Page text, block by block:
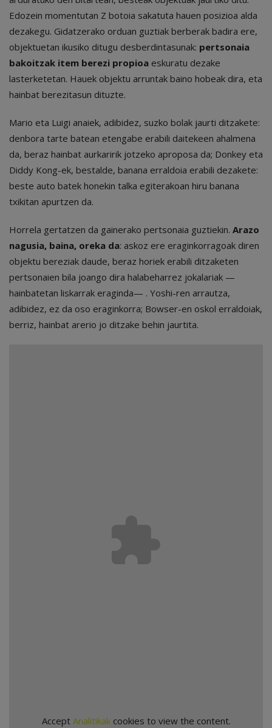
Edozein momentutan Z botoia sakatuta hauen posizioa alda
dezakegu. Gidatzerako orduan guztiak berberak badira ere,
objektuetan ikusiko ditugu desberdintasunak: pertsonaia
bakoitzak item berezi propioa eskuratu dezake
lasterketetan. Hauek objektu arruntak baino hobeak dira, eta
hainbat berezitasun dituzte.
Mario eta Luigi anaiek, adibidez, suzko bolak jaurti ditzakete:
denbora tarte batean etengabe erabili daitekeen ahalmena
da, beraz hainbat aurkaririk jotzeko aproposa da; Donkey eta
Diddy Kong-ek, bestalde, banana erraldoia erabili dezakete:
beste auto batek honekin talka egiterakoan hiru banana
txikitan apurtzen da.
Horrela gertatzen da gainerako pertsonaia guztiekin. Arazo
nagusia, baina, oreka da: askoz ere eraginkorragoak diren
objektu bereziak daude, beraz horiek erabili ditzaketen
pertsonaien bila joango dira halabeharrez jokalariak —
hainbatetan liskarrak eraginda— . Yoshi-ren arrautza,
adibidez, ez da oso eraginkorra; Bowser-en oskol erraldoiak,
berriz, hainbat arerio jo ditzake behin jaurtita.
Accept Analitikakcookies to view the content.